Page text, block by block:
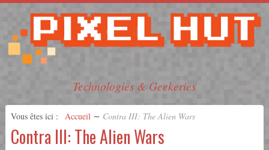
Technologies & Geekeries
Vous êtes ici : Accueil ∼ Contra III: The Alien Wars
Contra III: The Alien Wars